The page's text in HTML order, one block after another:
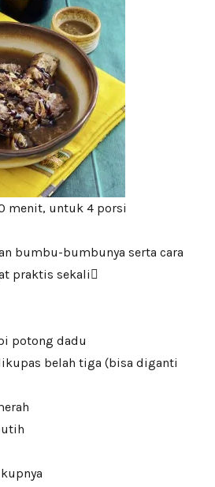
menit, untuk 4 porsi
bumbu-bumbunya serta cara
praktis sekali
potong dadu
belah tiga (bisa diganti